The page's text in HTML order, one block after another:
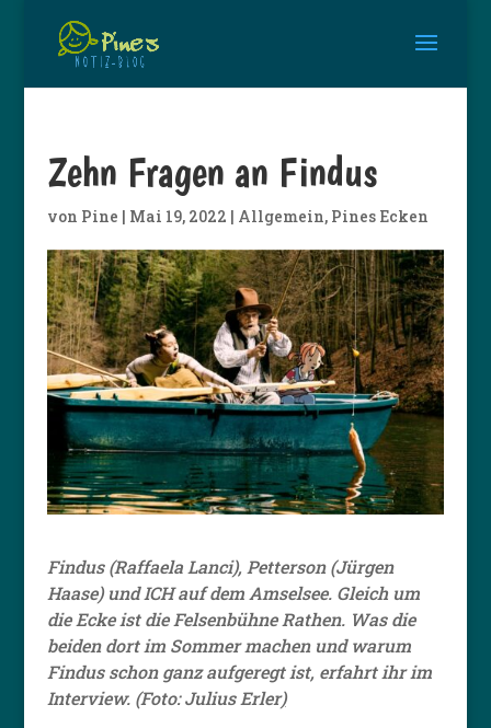
Zehn Fragen an Findus
von Pine | Mai 19, 2022 | Allgemein, Pines Ecken
Findus (Raffaela Lanci), Petterson (Jürgen
Haase) und ICH auf dem Amselsee. Gleich um
die Ecke ist die Felsenbühne Rathen. Was die
beiden dort im Sommer machen und warum
Findus schon ganz aufgeregt ist, erfahrt ihr im
Interview. (Foto: Julius Erler)